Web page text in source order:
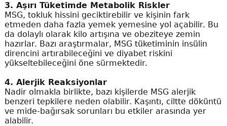
3. Aşırı Tüketimde Metabolik Riskler
MSG, tokluk hissini geciktirebilir ve kişinin fark
etmeden daha fazla yemek yemesine yol açabilir. Bu
da dolaylı olarak kilo artışına ve obeziteye zemin
hazırlar. Bazı araştırmalar, MSG tüketiminin insülin
direncini artırabileceğini ve diyabet riskini
yükseltebileceğini öne sürmektedir.
4. Alerjik Reaksiyonlar
Nadir olmakla birlikte, bazı kişilerde MSG alerjik
benzeri tepkilere neden olabilir. Kaşıntı, ciltte döküntü
ve mide-bağırsak sorunları bu etkiler arasında yer
alabilir.